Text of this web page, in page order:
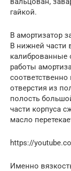
гайкой.
В амортизатор
В нижней части
калиброванные
работы
отверстия из
полость
части корпуса
масло
https://
Именно